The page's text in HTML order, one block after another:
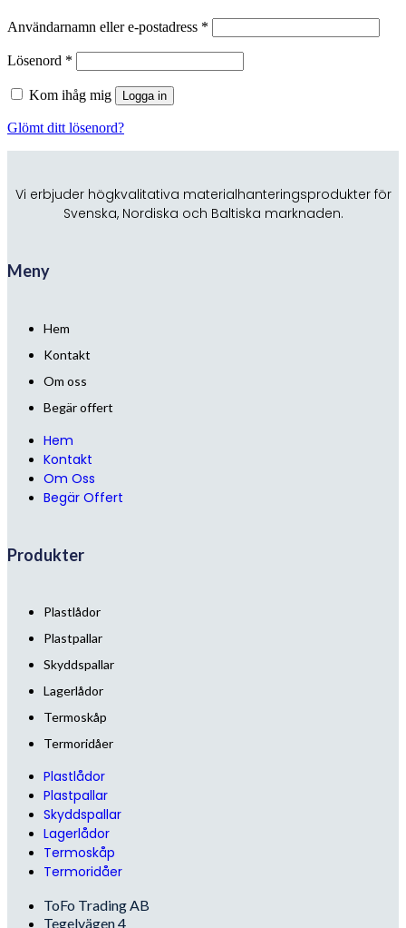
Användarnamn eller e-postadress *
Lösenord *
Kom ihåg mig Logga in
Glömt ditt lösenord?
Vi erbjuder högkvalitativa materialhanteringsprodukter för
Svenska, Nordiska och Baltiska marknaden.
Meny
Hem
Kontakt
Om oss
Begär offert
Hem
Kontakt
Om Oss
Begär Offert
Produkter
Plastlådor
Plastpallar
Skyddspallar
Lagerlådor
Termoskåp
Termoridåer
Plastlådor
Plastpallar
Skyddspallar
Lagerlådor
Termoskåp
Termoridåer
ToFo Trading AB
Tegelvägen 4